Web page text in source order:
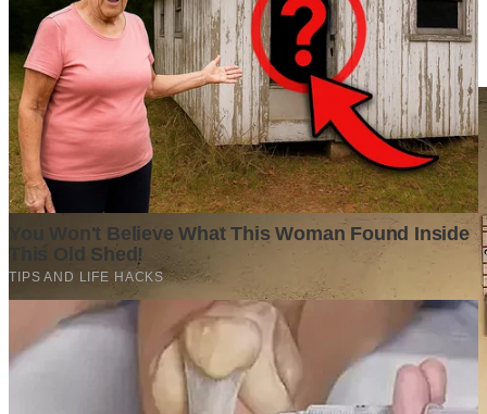
Surat Somasi Penyerobotan Tanah Terbaru 2024, Lengkap
Dengan Penjelasannya!
Tech·2 years ago